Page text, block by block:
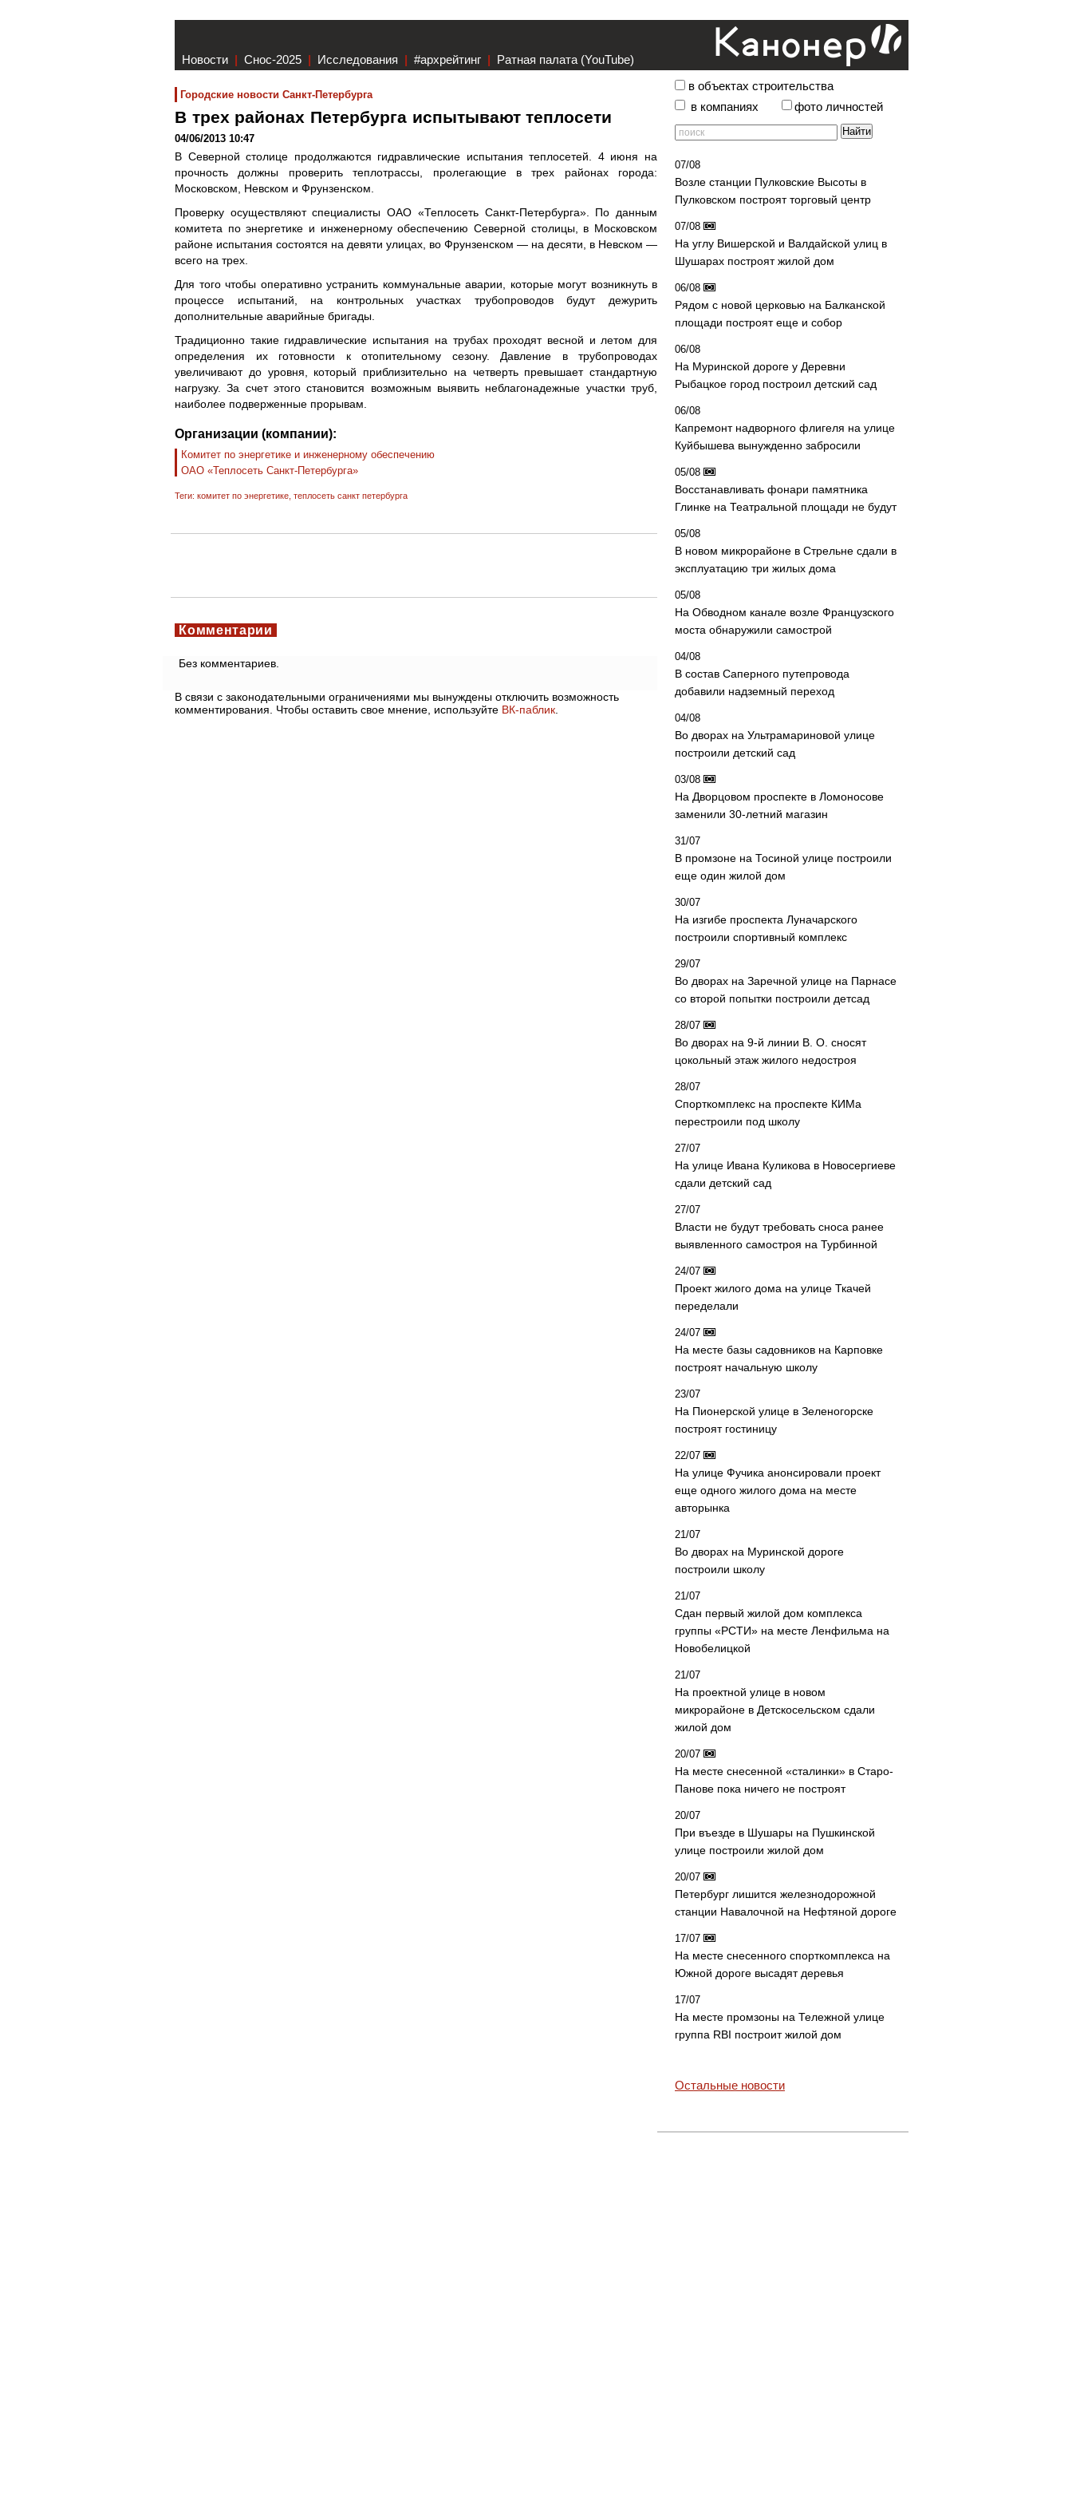
Новости | Снос-2025 | Исследования | #архрейтинг | Ратная палата (YouTube)
Городские новости Санкт-Петербурга
В трех районах Петербурга испытывают теплосети
04/06/2013 10:47
В Северной столице продолжаются гидравлические испытания теплосетей. 4 июня на
прочность должны проверить теплотрассы, пролегающие в трех районах города:
Московском, Невском и Фрунзенском.
Проверку осуществляют специалисты ОАО «Теплосеть Санкт-Петербурга». По данным
комитета по энергетике и инженерному обеспечению Северной столицы, в Московском
районе испытания состоятся на девяти улицах, во Фрунзенском — на десяти, в Невском —
всего на трех.
Для того чтобы оперативно устранить коммунальные аварии, которые могут возникнуть в
процессе испытаний, на контрольных участках трубопроводов будут дежурить
дополнительные аварийные бригады.
Традиционно такие гидравлические испытания на трубах проходят весной и летом для
определения их готовности к отопительному сезону. Давление в трубопроводах
увеличивают до уровня, который приблизительно на четверть превышает стандартную
нагрузку. За счет этого становится возможным выявить неблагонадежные участки труб,
наиболее подверженные прорывам.
Организации (компании):
Комитет по энергетике и инженерному обеспечению
ОАО «Теплосеть Санкт-Петербурга»
Теги: комитет по энергетике теплосеть санкт петербурга
Комментарии
Без комментариев.
В связи с законодательными ограничениями мы вынуждены отключить возможность
комментирования. Чтобы оставить свое мнение, используйте ВК-паблик
в объектах строительства
в компаниях
фото личностей
07/08
Возле станции Пулковские Высоты в
Пулковском построят торговый центр
07/08
На углу Вишерской и Валдайской улиц в
Шушарах построят жилой дом
06/08
Рядом с новой церковью на Балканской
площади построят еще и собор
06/08
На Муринской дороге у Деревни
Рыбацкое город построил детский сад
06/08
Капремонт надворного флигеля на улице
Куйбышева вынужденно забросили
05/08
Восстанавливать фонари памятника
Глинке на Театральной площади не будут
05/08
В новом микрорайоне в Стрельне сдали в
эксплуатацию три жилых дома
05/08
На Обводном канале возле Французского
моста обнаружили самострой
04/08
В состав Саперного путепровода
добавили надземный переход
04/08
Во дворах на Ультрамариновой улице
построили детский сад
03/08
На Дворцовом проспекте в Ломоносове
заменили 30-летний магазин
31/07
В промзоне на Тосиной улице построили
еще один жилой дом
30/07
На изгибе проспекта Луначарского
построили спортивный комплекс
29/07
Во дворах на Заречной улице на Парнасе
со второй попытки построили детсад
28/07
Во дворах на 9-й линии В. О. сносят
цокольный этаж жилого недостроя
28/07
Спорткомплекс на проспекте КИМа
перестроили под школу
27/07
На улице Ивана Куликова в Новосергиеве
сдали детский сад
27/07
Власти не будут требовать сноса ранее
выявленного самостроя на Турбинной
24/07
Проект жилого дома на улице Ткачей
переделали
24/07
На месте базы садовников на Карповке
построят начальную школу
23/07
На Пионерской улице в Зеленогорске
построят гостиницу
22/07
На улице Фучика анонсировали проект
еще одного жилого дома на месте
авторынка
21/07
Во дворах на Муринской дороге
построили школу
21/07
Сдан первый жилой дом комплекса
группы «РСТИ» на месте Ленфильма на
Новобелицкой
21/07
На проектной улице в новом
микрорайоне в Детскосельском сдали
жилой дом
20/07
На месте снесенной «сталинки» в Старо-
Панове пока ничего не построят
20/07
При въезде в Шушары на Пушкинской
улице построили жилой дом
20/07
Петербург лишится железнодорожной
станции Навалочной на Нефтяной дороге
17/07
На месте снесенного спорткомплекса на
Южной дороге высадят деревья
17/07
На месте промзоны на Тележной улице
группа RBI построит жилой дом
Остальные новости